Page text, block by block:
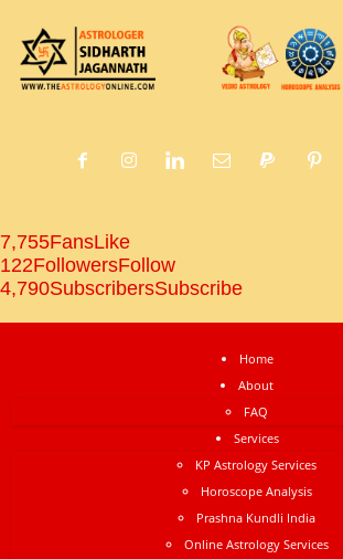
7,755FansLike
122FollowersFollow
4,790SubscribersSubscribe
Home
About
FAQ
Services
KP Astrology Services
Horoscope Analysis
Prashna Kundli India
Online Astrology Services